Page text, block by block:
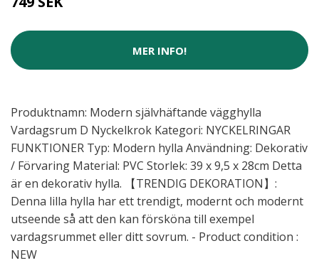
MER INFO!
Produktnamn: Modern självhäftande vägghylla
Vardagsrum D Nyckelkrok Kategori: NYCKELRINGAR
FUNKTIONER Typ: Modern hylla Användning: Dekorativ
/ Förvaring Material: PVC Storlek: 39 x 9,5 x 28cm Detta
är en dekorativ hylla. 【TRENDIG DEKORATION】:
Denna lilla hylla har ett trendigt, modernt och modernt
utseende så att den kan försköna till exempel
vardagsrummet eller ditt sovrum. - Product condition :
NEW